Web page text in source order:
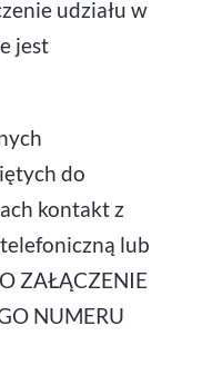
udziału w
jest
do
kontakt z
lub
ZAŁĄCZENIE
NUMERU